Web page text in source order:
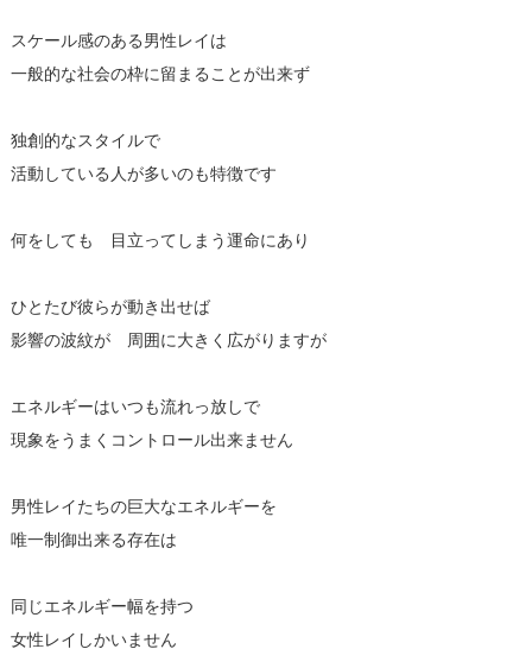
スケール感のある男性レイは
一般的な社会の枠に留まることが出来ず
独創的なスタイルで
活動している人が多いのも特徴です
何をしても 目立ってしまう運命にあり
ひとたび彼らが動き出せば
影響の波紋が 周囲に大きく広がりますが
エネルギーはいつも流れっ放しで
現象をうまくコントロール出来ません
男性レイたちの巨大なエネルギーを
唯一制御出来る存在は
同じエネルギー幅を持つ
女性レイしかいません